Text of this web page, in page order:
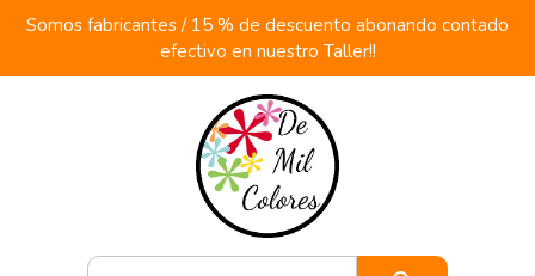
Somos fabricantes / 15 % de descuento abonando contado
efectivo en nuestro Taller!!